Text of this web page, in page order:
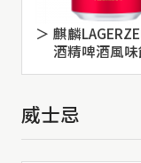
麒麟
酒精啤酒風
威士忌